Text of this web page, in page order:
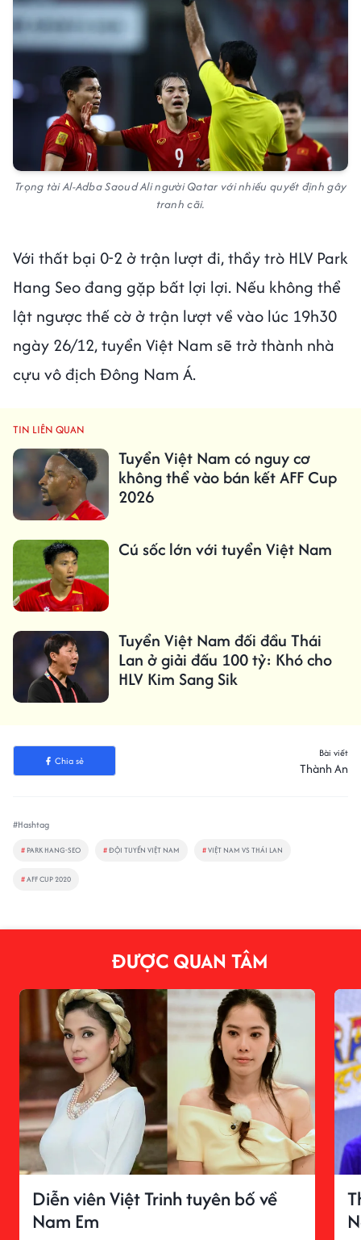
Trọng tài Al-Adba Saoud Ali người Qatar với nhiều quyết định gây
tranh cãi.
Với thất bại 0-2 ở trận lượt đi, thầy trò HLV Park
Hang Seo đang gặp bất lợi lợi. Nếu không thể
lật ngược thế cờ ở trận lượt về vào lúc 19h30
ngày 26/12, tuyển Việt Nam sẽ trở thành nhà
cựu vô địch Đông Nam Á.
TIN LIÊN QUAN
Tuyển Việt Nam có nguy cơ
không thể vào bán kết AFF Cup
2026
Cú sốc lớn với tuyển Việt Nam
Tuyển Việt Nam đối đầu Thái
Lan ở giải đấu 100 tỷ: Khó cho
HLV Kim Sang Sik
Chia sẻ
Bài viết
Thành An
#Hashtag
# PARK HANG-SEO #ĐỘI TUYỂN VIỆT NAM #VIỆT NAM VS THÁI LAN
#AFF CUP 2020
ĐƯỢC QUAN TÂM
Diễn viên Việt Trinh tuyên bố về
Nam Em